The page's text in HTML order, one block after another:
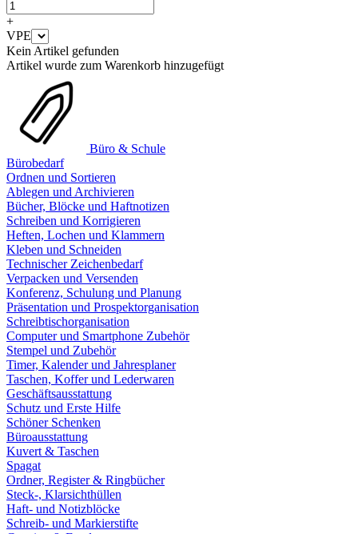
+
VPE
Kein Artikel gefunden
Artikel wurde zum Warenkorb hinzugefügt
Büro & Schule
Bürobedarf
Ordnen und Sortieren
Ablegen und Archivieren
Bücher, Blöcke und Haftnotizen
Schreiben und Korrigieren
Heften, Lochen und Klammern
Kleben und Schneiden
Technischer Zeichenbedarf
Verpacken und Versenden
Konferenz, Schulung und Planung
Präsentation und Prospektorganisation
Schreibtischorganisation
Computer und Smartphone Zubehör
Stempel und Zubehör
Timer, Kalender und Jahresplaner
Taschen, Koffer und Lederwaren
Geschäftsausstattung
Schutz und Erste Hilfe
Schöner Schenken
Büroausstattung
Kuvert & Taschen
Spagat
Ordner, Register & Ringbücher
Steck-, Klarsichthüllen
Haft- und Notizblöcke
Schreib- und Markierstifte